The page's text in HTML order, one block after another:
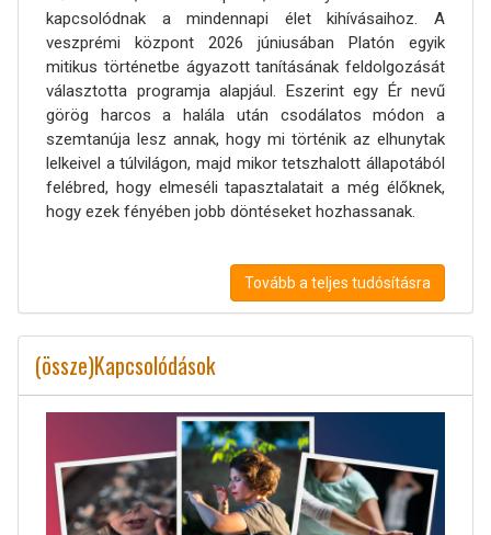
kapcsolódnak a mindennapi élet kihívásaihoz. A
veszprémi központ 2026 júniusában Platón egyik
mitikus történetbe ágyazott tanításának feldolgozását
választotta programja alapjául. Eszerint egy Ér nevű
görög harcos a halála után csodálatos módon a
szemtanúja lesz annak, hogy mi történik az elhunytak
lelkeivel a túlvilágon, majd mikor tetszhalott állapotából
felébred, hogy elmeséli tapasztalatait a még élőknek,
hogy ezek fényében jobb döntéseket hozhassanak.
Tovább a teljes tudósításra
(össze)Kapcsolódások